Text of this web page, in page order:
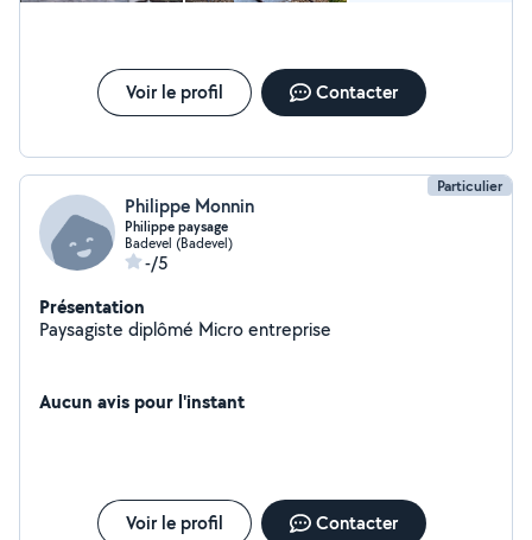
Voir le profil Contacter
Particulier
Philippe Monnin
Philippe paysage
Badevel (Badevel)
-/5
Présentation
Paysagiste diplômé Micro entreprise
Aucun avis pour l'instant
Voir le profil Contacter